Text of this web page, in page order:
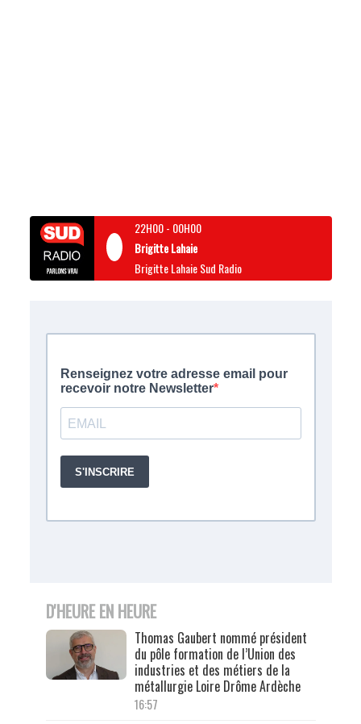
22H00- 00H00
Brigitte Lahaie
Brigitte Lahaie Sud Radio
D'HEURE EN HEURE
Thomas Gaubert nommé président
du pôle formation de l’Union des
industries et des métiers de la
métallurgie Loire Drôme Ardèche
16:57